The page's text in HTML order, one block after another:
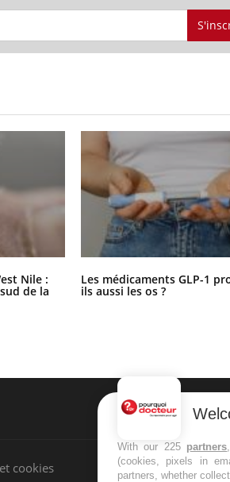
Nile :
de la
Les médicaments GLP-1
ils aussi les os ?
cookies
NEWSLETTER
Recevez toutes
infos santé
With our 225 partners
(cookies, pixels in
partners, whether